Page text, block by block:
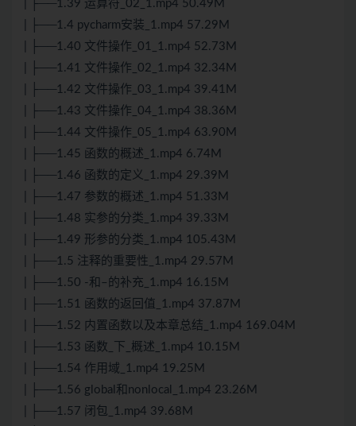
| ├──1.39 运算符_02_1.mp4 50.49M
| ├──1.4 pycharm安装_1.mp4 57.29M
| ├──1.40 文件操作_01_1.mp4 52.73M
| ├──1.41 文件操作_02_1.mp4 32.34M
| ├──1.42 文件操作_03_1.mp4 39.41M
| ├──1.43 文件操作_04_1.mp4 38.36M
| ├──1.44 文件操作_05_1.mp4 63.90M
| ├──1.45 函数的概述_1.mp4 6.74M
| ├──1.46 函数的定义_1.mp4 29.39M
| ├──1.47 参数的概述_1.mp4 51.33M
| ├──1.48 实参的分类_1.mp4 39.33M
| ├──1.49 形参的分类_1.mp4 105.43M
| ├──1.5 注释的重要性_1.mp4 29.57M
| ├──1.50 -和–的补充_1.mp4 16.15M
| ├──1.51 函数的返回值_1.mp4 37.87M
| ├──1.52 内置函数以及本章总结_1.mp4 169.04M
| ├──1.53 函数_下_概述_1.mp4 10.15M
| ├──1.54 作用域_1.mp4 19.25M
| ├──1.56 global和nonlocal_1.mp4 23.26M
| ├──1.57 闭包_1.mp4 39.68M